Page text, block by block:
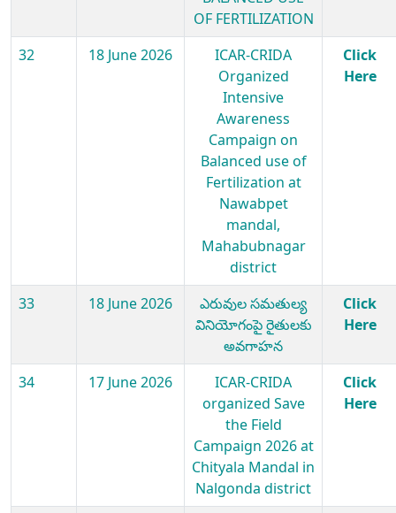
OF FERTILIZATION
32 18 June 2026
ICAR-CRIDA
Organized
Intensive
Awareness
Campaign on
Balanced use of
Fertilization at
Nawabpet
mandal,
Mahabubnagar
district
Click
Here
33 18 June 2026
ఎరువుల సమతుల్య
వినియోగంపై రైతులకు
అవగాహన
Click
Here
34 17 June 2026
ICAR-CRIDA
organized Save
the Field
Campaign 2026 at
Chityala Mandal in
Nalgonda district
Click
Here